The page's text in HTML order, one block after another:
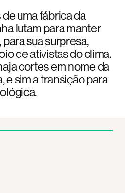
uma fábrica da
lutam para manter
sua surpresa,
de ativistas do clima.
cortes em nome da
e sim a transição para